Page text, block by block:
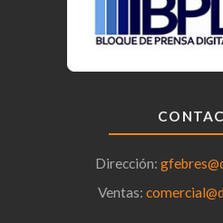
Dirección:
Ventas: